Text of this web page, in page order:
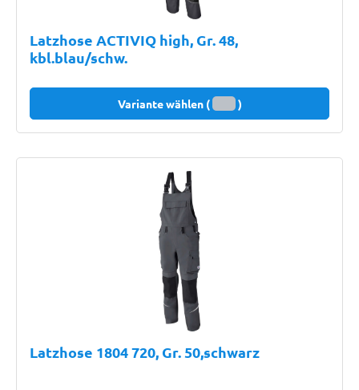
Latzhose ACTIVIQ high, Gr. 48,
kbl.blau/schw.
Variante wählen ( )
Latzhose 1804 720, Gr. 50,schwarz